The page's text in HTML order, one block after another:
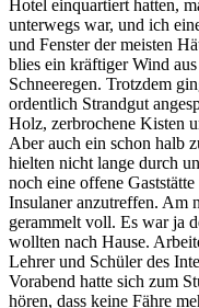
Hotel einquartiert hatten,
unterwegs war, und ich
und Fenster der meisten
blies ein kräftiger Wind
Schneeregen. Trotzdem
ordentlich Strandgut
Holz, zerbrochene Kisten
Aber auch ein schon halb
hielten nicht lange durch
noch eine offene
Insulaner anzutreffen. Am
gerammelt voll. Es war ja
wollten nach Hause.
Lehrer und Schüler des
Vorabend hatte sich zum
hören, dass keine Fähre